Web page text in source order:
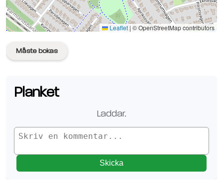
Leaflet | © OpenStreetMap contributors
Se planen på Google Maps
Måste bokas
Planket
Laddar.
Skicka